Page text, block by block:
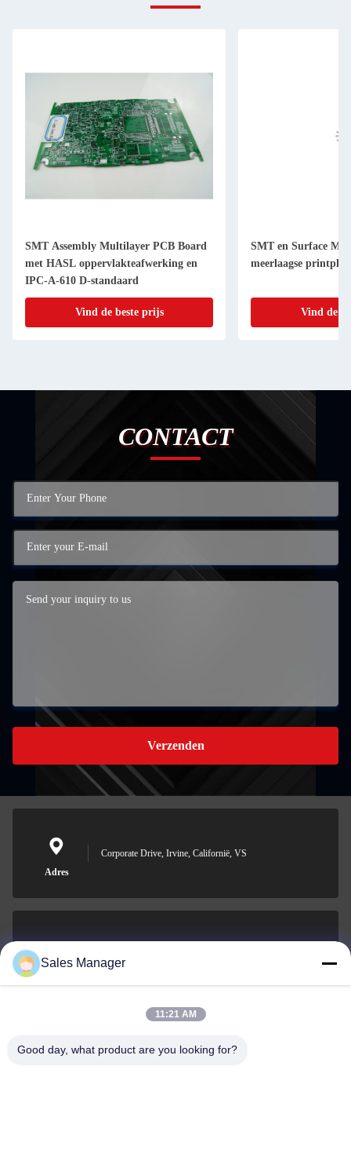
SMT Assembly Multilayer PCB Board
met HASL oppervlakteafwerking en
IPC-A-610 D-standaard
Vind de beste prijs
SMT en Surface
meerlaagse
Vind de
CONTACT
Verzenden
Adres
Corporate Drive, Irvine, Californië, VS
001-512-7443871
Sales Manager
11:21 AM
Good day, what product are you looking for?